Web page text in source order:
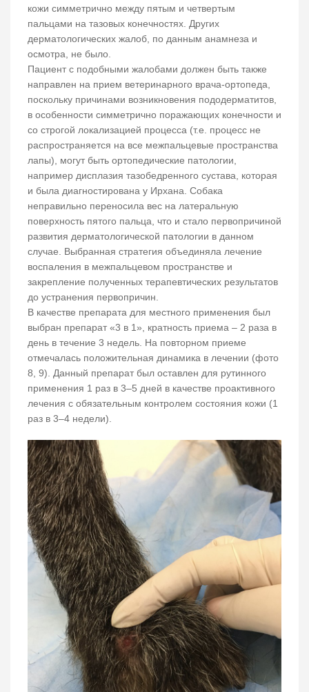
кожи симметрично между пятым и четвертым
пальцами на тазовых конечностях. Других
дерматологических жалоб, по данным анамнеза и
осмотра, не было.
Пациент с подобными жалобами должен быть также
направлен на прием ветеринарного врача-ортопеда,
поскольку причинами возникновения пододерматитов,
в особенности симметрично поражающих конечности и
со строгой локализацией процесса (т.е. процесс не
распространяется на все межпальцевые пространства
лапы), могут быть ортопедические патологии,
например дисплазия тазобедренного сустава, которая
и была диагностирована у Ирхана. Собака
неправильно переносила вес на латеральную
поверхность пятого пальца, что и стало первопричиной
развития дерматологической патологии в данном
случае. Выбранная стратегия объединяла лечение
воспаления в межпальцевом пространстве и
закрепление полученных терапевтических результатов
до устранения первопричин.
В качестве препарата для местного применения был
выбран препарат «3 в 1», кратность приема – 2 раза в
день в течение 3 недель. На повторном приеме
отмечалась положительная динамика в лечении (фото
8, 9). Данный препарат был оставлен для рутинного
применения 1 раз в 3–5 дней в качестве проактивного
лечения с обязательным контролем состояния кожи (1
раз в 3–4 недели).